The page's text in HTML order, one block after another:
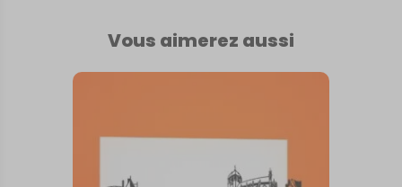
Vous aimerez aussi